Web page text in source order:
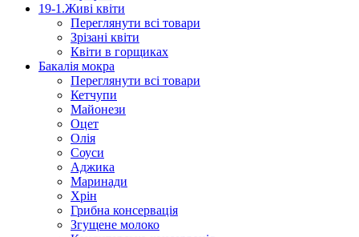
19-1.Живі квіти
Переглянути всі товари
Зрізані квіти
Квіти в горщиках
Бакалія мокра
Переглянути всі товари
Кетчупи
Майонези
Оцет
Олія
Соуси
Аджика
Маринади
Хрін
Грибна консервація
Згущене молоко